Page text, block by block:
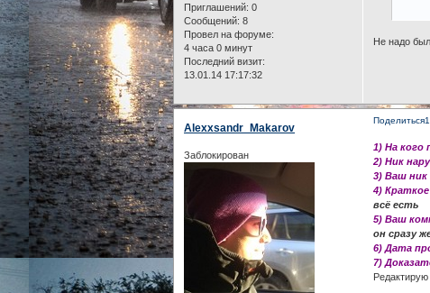
Приглашений: 0
Сообщений: 8
Провел на форуме:
4 часа 0 минут
Последний визит:
13.01.14 17:17:32
Не надо
Поделиться
Alexxsandr_Makarov
Заблокирован
1) На кого
2) Ник
3) Ваш ник
4)
всё есть
5) Ваш
он сразу
6) Дата
7)